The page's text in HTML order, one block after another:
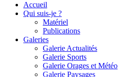
Accueil
Qui suis-je ?
Matériel
Publications
Galeries
Galerie Actualités
Galerie Sports
Galerie Orages et Météo
Galerie Paysages